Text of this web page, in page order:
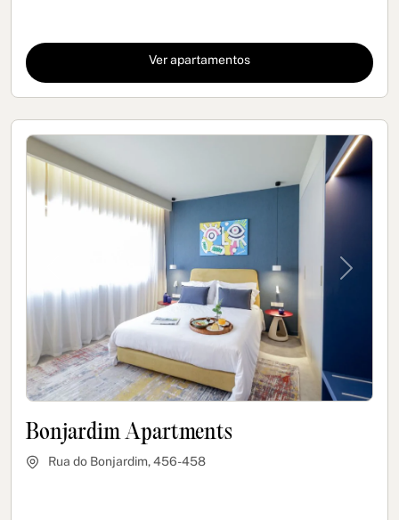
Ver apartamentos
Next
Bonjardim Apartments
Rua do Bonjardim, 456-458